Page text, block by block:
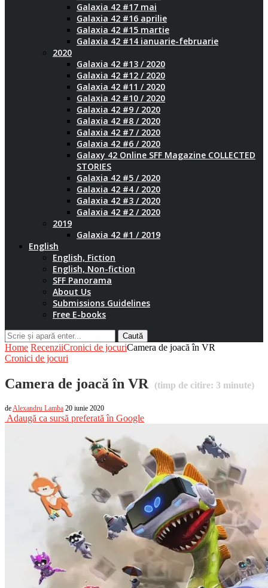
Galaxia 42 #17 mai
Galaxia 42 #16 aprilie
Galaxia 42 #15 martie
Galaxia 42 #14 ianuarie-februarie
2020
Galaxia 42 #13 / 2020
Galaxia 42 #12 / 2020
Galaxia 42 #11 / 2020
Galaxia 42 #10 / 2020
Galaxia 42 #9 / 2020
Galaxia 42 #8 / 2020
Galaxia 42 #7 / 2020
Galaxia 42 #6 / 2020
Galaxy 42 Online SFF Magazine COLLECTED
STORIES
Galaxia 42 #5 / 2020
Galaxia 42 #4 / 2020
Galaxia 42 #3 / 2020
Galaxia 42 #2 / 2020
2019
Galaxia 42 #1 / 2019
English
English, Fiction
English, Non-fiction
SFF Panorama
About Us
Submissions Guidelines
Free E-books
Caută
Home RecenziiCronici de jocuriCamera de joacă în VR
Cronici de jocuri
Camera de joacă în VR (timp de citire: 3 minute)
deAlexandru Lamba 20 iunie 2020
Adaugă ca sursă preferată în Google